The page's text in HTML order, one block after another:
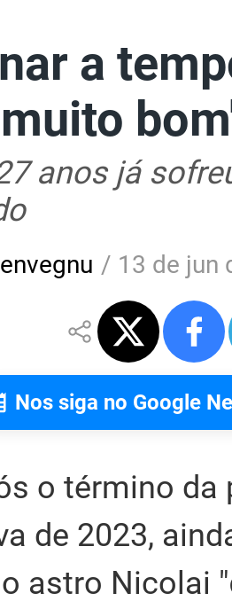
a
anos já
/ 13 de jun
Nos siga no Google
o término
de 2023,
astro Nicolai "